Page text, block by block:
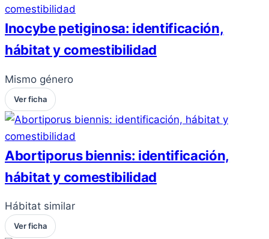
Inocybe petiginosa: identificación,
hábitat y comestibilidad
Mismo género
Ver ficha
Abortiporus biennis: identificación,
hábitat y comestibilidad
Hábitat similar
Ver ficha